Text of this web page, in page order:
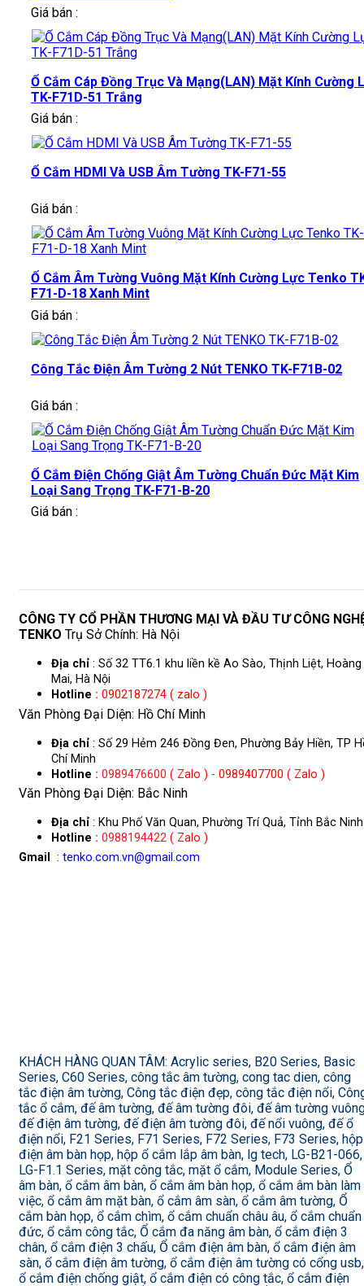
Giá bán :
Ổ Cắm Cáp Đồng Trục Và Mạng(LAN) Mặt Kính Cường
TK-F71D-51 Trắng
Giá bán :
Ổ Cắm HDMI Và USB Âm Tường TK-F71-55
Giá bán :
Ổ Cắm Âm Tường Vuông Mặt Kính Cường Lực Tenko
F71-D-18 Xanh Mint
Giá bán :
Công Tắc Điện Âm Tường 2 Nút TENKO TK-F71B-02
Giá bán :
Ổ Cắm Điện Chống Giật Âm Tường Chuẩn Đức Mặt Kim
Loại Sang Trọng TK-F71-B-20
Giá bán :
CÔNG TY CỔ PHẦN THƯƠNG MẠI VÀ ĐẦU TƯ CÔNG
TENKO Trụ Sở Chính: Hà Nội
Địa chỉ : Số 32 TT6.1 khu liền kề Ao Sào, Thịnh Liệt, Hoàng
Mai, Hà Nội
Hotline : 0902187274 ( zalo )
Văn Phòng Đại Diện: Hồ Chí Minh
Địa chỉ : Số 29 Hẻm 246 Đồng Đen, Phường Bảy Hiền, TP
Chí Minh
Hotline : 0989476600 ( Zalo ) - 0989407700 ( Zalo )
Văn Phòng Đại Diện: Bắc Ninh
Địa chỉ : Khu Phố Văn Quan, Phường Trí Quả, Tỉnh Bắc Ninh
Hotline : 0988194422 ( Zalo )
Gmail
: tenko.com.vn@gmail.com
KHÁCH HÀNG QUAN TÂM: Acrylic series, B20 Series, Basic
Series, C60 Series, công tắc âm tường, cong tac dien, công
tắc điện âm tường, Công tắc điện đẹp, công tắc điện nổi,
tắc ổ cắm, đế âm tường, đế âm tường đôi, đế âm tường
đế điện âm tường, đế điện âm tường đôi, đế nổi vuông, đế ổ
điện nổi, F21 Series, F71 Series, F72 Series, F73 Series, hộp
điện âm bàn họp, hộp ổ cắm lắp âm bàn, lg tech, LG-B21-066,
LG-F1.1 Series, mặt công tắc, mặt ổ cắm, Module Series, Ổ
âm bàn, ổ cắm âm bàn, ổ cắm âm bàn họp, ổ cắm âm bàn làm
việc, ổ cắm âm mặt bàn, ổ cắm âm sàn, ổ cắm âm tường, Ổ
cắm bàn họp, ổ cắm chìm, ổ cắm chuẩn châu âu, ổ cắm chuẩn
đức, ổ cắm công tắc, Ổ cắm đa năng âm bàn, ổ cắm điện 3
chân, ổ cắm điện 3 chấu, Ổ cắm điện âm bàn, ổ cắm điện âm
sàn, ổ cắm điện âm tường, ổ cắm điện âm tường có cổng usb,
ổ cắm điện chống giật, ổ cắm điện có công tắc, ổ cắm điện